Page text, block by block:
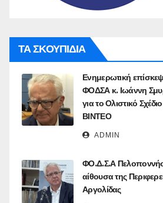
ΤΑ ΣΚΟΥΠΙΔΙΑ
Ενημερωτική
ΦΟΔΣΑ κ. Ιωάννη
για το Ολιστικό
ΒΙΝΤΕΟ
ADMIN
ΦΟ.Δ.Σ.Α
αίθουσα της
Αργολίδας